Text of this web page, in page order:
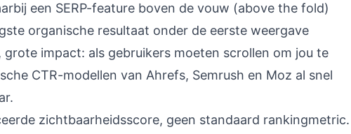
een SERP-feature boven de vouw (above the fold)
organische resultaat onder de eerste weergave
grote impact: als gebruikers moeten scrollen om jou te
CTR-modellen van Ahrefs, Semrush en Moz al snel
zichtbaarheidsscore, geen standaard rankingmetric.